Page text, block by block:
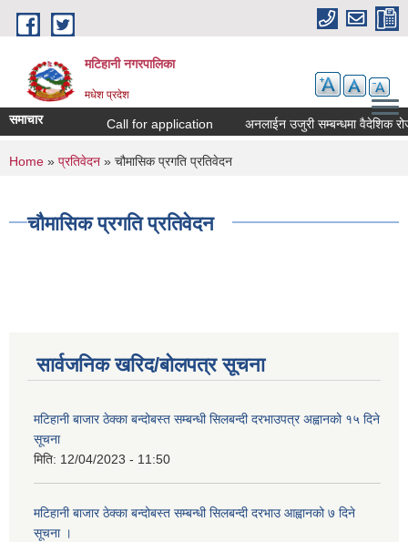
Skip to main content
मटिहानी नगरपालिका
मधेश प्रदेश
समाचार Call for application अनलाईन उजुरी सम्बन्धमा वैदेशिक
You are here
Home » प्रतिवेदन » चौमासिक प्रगति प्रतिवेदन
चौमासिक प्रगति प्रतिवेदन
सार्वजनिक खरिद/बोलपत्र सूचना
मटिहानी बाजार ठेक्का बन्दोबस्त सम्बन्धी सिलबन्दी दरभाउपत्र अह्वानको १५ दिने
सूचना
मिति: 12/04/2023 - 11:50
मटिहानी बाजार ठेक्का बन्दोबस्त सम्बन्धी सिलबन्दी दरभाउ आह्वानको ७ दिने
सूचना ।